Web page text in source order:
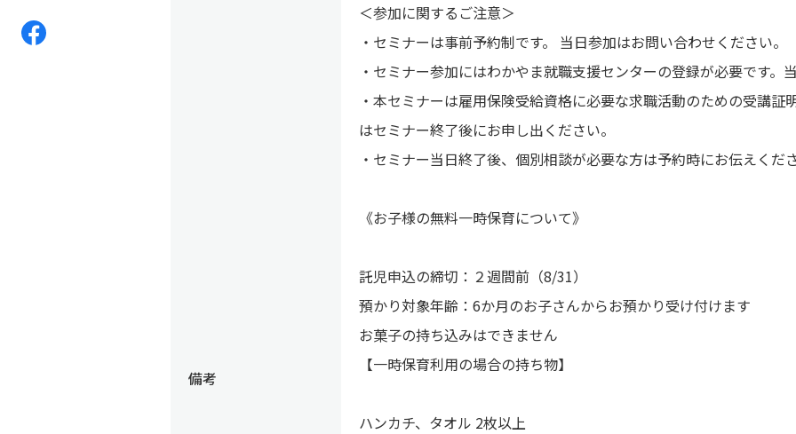
備考
＜参加に関するご注意＞
・セミナーは事前予約制です。 当日参加はお問い合わせください。
・セミナー参加にはわかやま就職支援センターの登録が必要です。
・本セミナーは雇用保険受給資格に必要な求職活動のための受講証
はセミナー終了後にお申し出ください。
・セミナー当日終了後、個別相談が必要な方は予約時にお伝えくださ
《お子様の無料一時保育について》
託児申込の締切：２週間前（8/31）
預かり対象年齢：6か月のお子さんからお預かり受け付けます
お菓子の持ち込みはできません
【一時保育利用の場合の持ち物】
ハンカチ、タオル 2枚以上